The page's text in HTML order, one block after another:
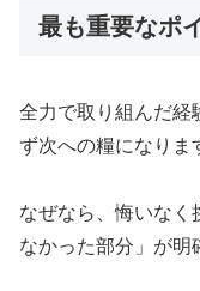
最も重要なポ
全力で取り組んだ経
ず次への糧になりま
なぜなら、悔いなく
なかった部分」が明